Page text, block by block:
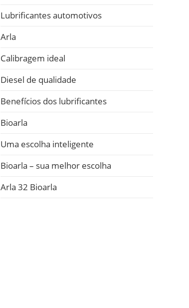
Lubrificantes automotivos
Arla
Calibragem ideal
Diesel de qualidade
Benefícios dos lubrificantes
Bioarla
Uma escolha inteligente
Bioarla – sua melhor escolha
Arla 32 Bioarla